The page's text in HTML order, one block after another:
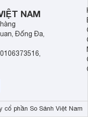
NAM
Đống Đa,
phần So Sánh Việt Nam